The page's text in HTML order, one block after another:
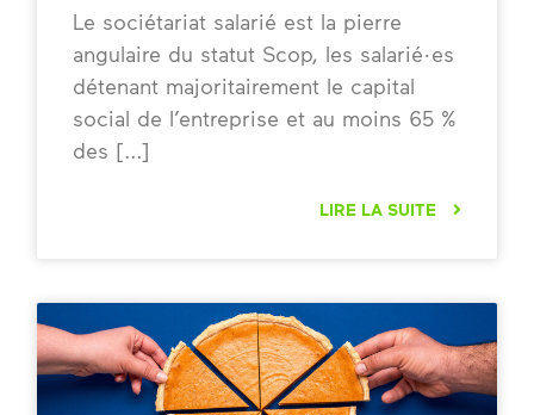
Le sociétariat salarié est la pierre
angulaire du statut Scop, les salarié·es
détenant majoritairement le capital
social de l’entreprise et au moins 65 %
des
LIRE LA SUITE